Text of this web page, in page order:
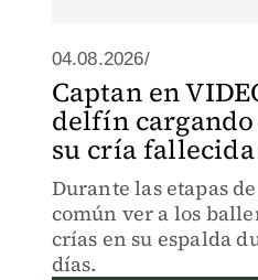
04.08.2026/
Captan en
delfín
su cría
Durante las etapas
común ver a los
crías en su espalda
días.